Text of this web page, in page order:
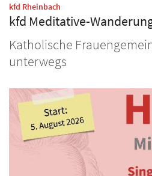
kfd Rheinbach
kfd Meditative-
Katholische
unterwegs